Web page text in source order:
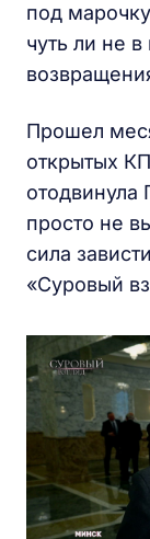
под
чуть ли не
Прошел
открытых
просто не
сила
«Суровый